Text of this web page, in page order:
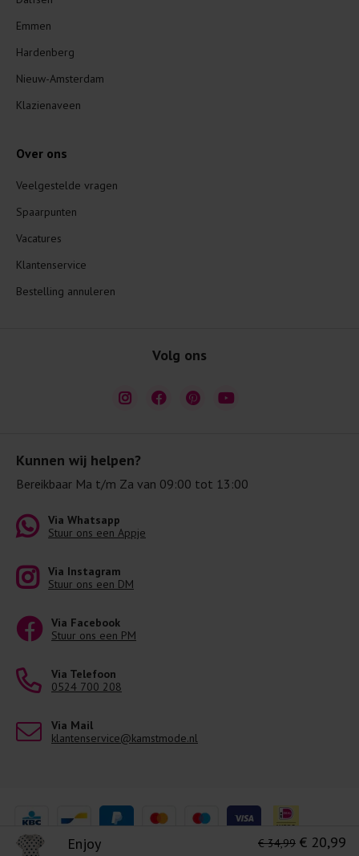
Enjoy € 34,99 € 20,99
Kunnen wij helpen?
Bereikbaar Ma t/m Za van 09:00 tot 13:00
Via Whatsapp
Stuur ons een Appje
Via Instagram
Stuur ons een DM
Via Facebook
Stuur ons een PM
Via Telefoon
0524 700 208
Via Mail
klantenservice@kamstmode.nl
Emmen
Hardenberg
Nieuw-Amsterdam
Klazienaveen
Over ons
Veelgestelde vragen
Spaarpunten
Vacatures
Klantenservice
Bestelling annuleren
Volg ons